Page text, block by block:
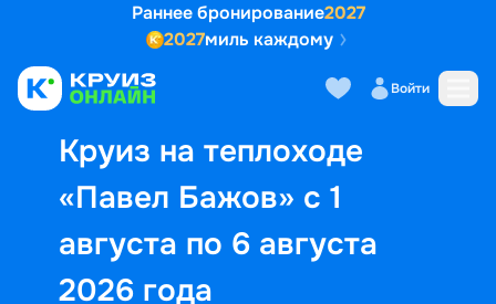
Раннее бронирование2027
2027миль каждому
Войти
Круиз на теплоходе
«Павел Бажов» с 1
августа по 6 августа
2026 года
Выбор кают Маршрут и